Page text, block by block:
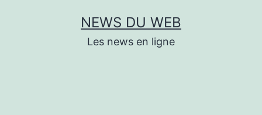
NEWS DU WEB
Les news en ligne